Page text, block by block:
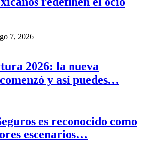
7, 2026
2026: la nueva
y así puedes…
es reconocido como
escenarios…